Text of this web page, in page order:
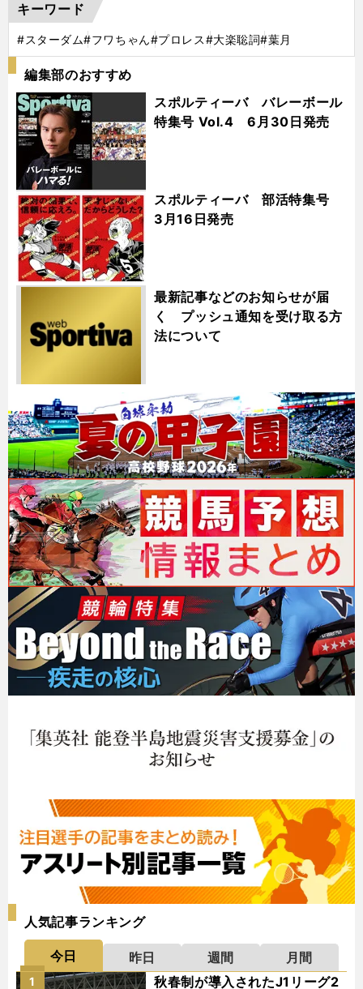
キーワード
#スターダム#フワちゃん#プロレス#大楽聡詞#葉月
編集部のおすすめ
スポルティーバ バレーボール
特集号 Vol.4 6月30日発売
スポルティーバ 部活特集号
3月16日発売
最新記事などのお知らせが届
く プッシュ通知を受け取る方
法について
人気記事ランキング
今日 昨日 週間
月間
秋春制が導入されたJ1リーグ2
1